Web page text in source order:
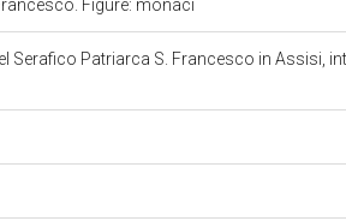
Figure: monaci
Serafico Patriarca S. Francesco in Assisi,